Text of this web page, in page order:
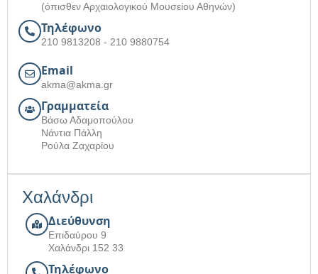
(όπισθεν Αρχαιολογικού Μουσείου Αθηνών)
Τηλέφωνο
210 9813208 - 210 9880754
Email
akma@akma.gr
Γραμματεία
Βάσω Αδαμοπούλου
Νάντια Πάλλη
Ρούλα Ζαχαρίου
Χαλάνδρι
Διεύθυνση
Επιδαύρου 9
Χαλάνδρι 152 33
Τηλέφωνο